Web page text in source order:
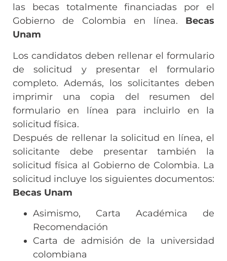
las becas totalmente financiadas por el
Gobierno de Colombia en línea. Becas
Unam
Los candidatos deben rellenar el formulario
de solicitud y presentar el formulario
completo. Además, los solicitantes deben
imprimir una copia del resumen del
formulario en línea para incluirlo en la
solicitud física.
Después de rellenar la solicitud en línea, el
solicitante debe presentar también la
solicitud física al Gobierno de Colombia. La
solicitud incluye los siguientes documentos:
Becas Unam
Asimismo, Carta Académica de
Recomendación
Carta de admisión de la universidad
colombiana